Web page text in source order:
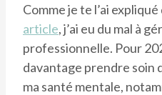
Comme je te l’ai expliqué
article, j’ai eu du mal à
professionnelle. Pour
davantage prendre soin
ma santé mentale,